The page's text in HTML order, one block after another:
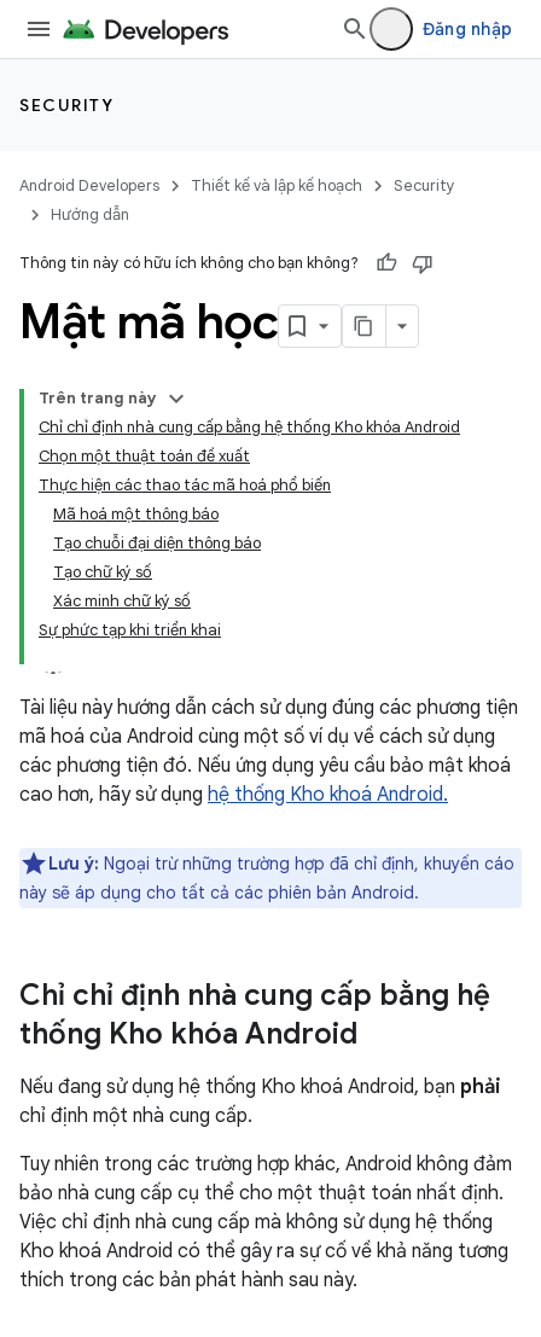
Đăng nhập
SECURITY
Android Developers Thiết kế và lập kế hoạch
Security
Hướng dẫn
Thông tin này có hữu ích không cho bạn không?
Mật mã học
Trên trang này
Chỉ chỉ định nhà cung cấp bằng hệ thống Kho khóa Android
Chọn một thuật toán đề xuất
Thực hiện các thao tác mã hoá phổ biến
Mã hoá một thông báo
Tạo chuỗi đại diện thông báo
Tạo chữ ký số
Xác minh chữ ký số
Sự phức tạp khi triển khai
Tài liệu này hướng dẫn cách sử dụng đúng các phương tiện
mã hoá của Android cùng một số ví dụ về cách sử dụng
các phương tiện đó. Nếu ứng dụng yêu cầu bảo mật khoá
cao hơn, hãy sử dụng hệ thống Kho khoá Android.
Lưu ý: Ngoại trừ những trường hợp đã chỉ định, khuyến cáo
này sẽ áp dụng cho tất cả các phiên bản Android.
Chỉ chỉ định nhà cung cấp bằng hệ
thống Kho khóa Android
Nếu đang sử dụng hệ thống Kho khoá Android, bạn phải
chỉ định một nhà cung cấp.
Tuy nhiên trong các trường hợp khác, Android không đảm
bảo nhà cung cấp cụ thể cho một thuật toán nhất định.
Việc chỉ định nhà cung cấp mà không sử dụng hệ thống
Kho khoá Android có thể gây ra sự cố về khả năng tương
thích trong các bản phát hành sau này.